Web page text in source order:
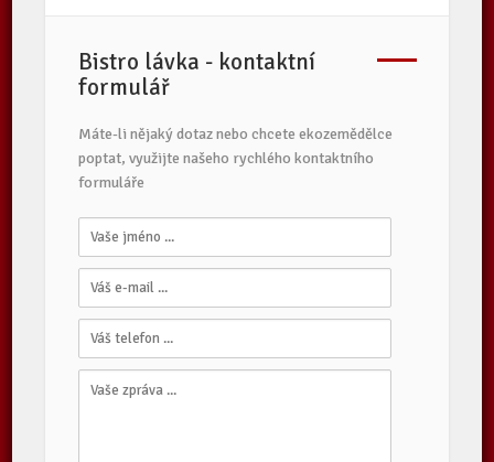
Bistro lávka - kontaktní
formulář
Máte-li nějaký dotaz nebo chcete ekozemědělce
poptat, využijte našeho rychlého kontaktního
formuláře